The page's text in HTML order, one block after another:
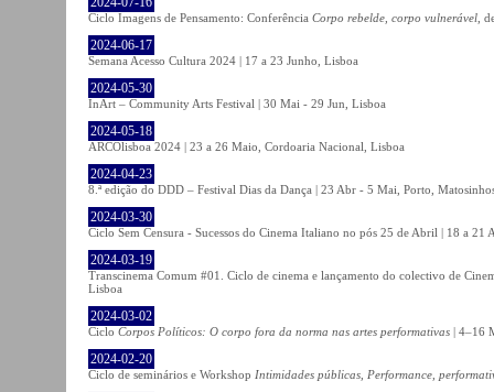
Ciclo Imagens de Pensamento: Conferência Corpo rebelde, corpo vulnerável ,
2024-06-17
Semana Acesso Cultura 2024 | 17 a 23 Junho, Lisboa
2024-05-30
InArt – Community Arts Festival | 30 Mai - 29 Jun, Lisboa
2024-05-18
ARCOlisboa 2024 | 23 a 26 Maio, Cordoaria Nacional, Lisboa
2024-04-23
8.ª edição do DDD – Festival Dias da Dança | 23 Abr - 5 Mai, Porto,
2024-03-30
Ciclo Sem Censura - Sucessos do Cinema Italiano no pós 25 de Abril | 18 a
2024-03-19
Transcinema Comum #01. Ciclo de cinema e lançamento do colectivo de
Lisboa
2024-03-02
Ciclo Corpos Políticos: O corpo fora da norma nas artes performativas | 4–16
2024-02-20
Ciclo de seminários e Workshop Intimidades públicas, Performance,